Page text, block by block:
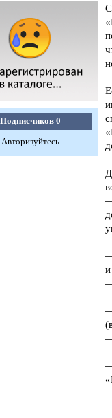
Подписчиков 0
Авторизуйтесь